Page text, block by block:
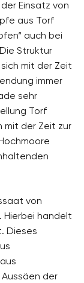
Einsatz von
aus Torf
auch bei
Struktur
mit der Zeit
immer
sehr
Torf
mit der Zeit zur
von
Hierbei handelt
Dieses
der